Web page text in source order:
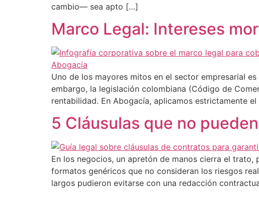
cambio— sea apto […]
Marco Legal: Intereses
Uno de los mayores mitos en el sector empresarial
embargo, la legislación colombiana (Código de
rentabilidad. En Abogacía, aplicamos estrictamente
5 Cláusulas que no
En los negocios, un apretón de manos cierra el
formatos genéricos que no consideran los riesgos
largos pudieron evitarse con una redacción